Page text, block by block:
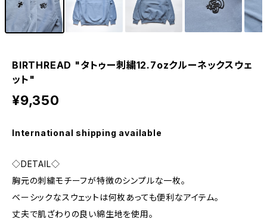
BIRTHREAD "タトゥー刺繍12.7ozクルーネックスウェ
ット"
¥9,350
International shipping available
◇DETAIL◇
胸元の刺繍モチーフが特徴のシンプルな一枚。
ベーシックなスウェットは何枚あっても便利なアイテム。
丈夫で肌ざわりの良い綿生地を使用。